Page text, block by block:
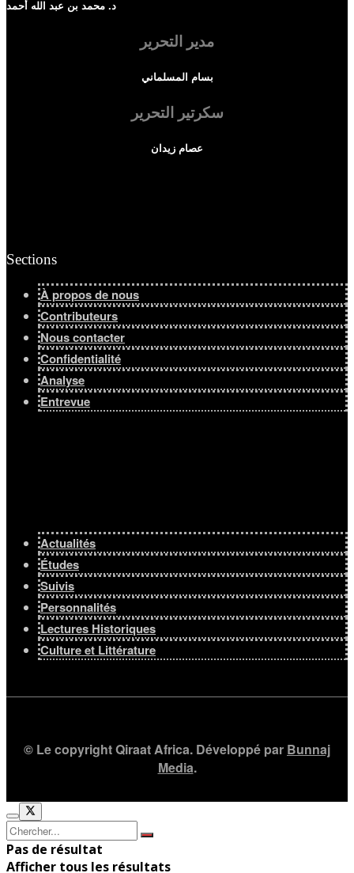
د. محمد بن عبد الله أحمد
مدير التحرير
بسام المسلماني
سكرتير التحرير
عصام زيدان
Sections
À propos de nous
Contributeurs
Nous contacter
Confidentialité
Analyse
Entrevue
Actualités
Études
Suivis
Personnalités
Lectures Historiques
Culture et Littérature
© Le copyright Qiraat Africa. Développé par Bunnaj
Media.
Pas de résultat
Afficher tous les résultats